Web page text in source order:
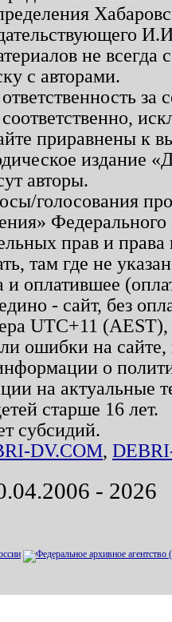
не
с авторами.
приравнены к
издание
авторы.
голосования
прав и
там где не
и оплатившее
- сайт, без
UTC+11
ошибки на
о
на актуальные
старше 16 лет.
субсидий.
DV.COM,
- 2026